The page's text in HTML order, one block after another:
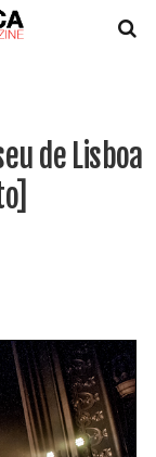
de Lisboa